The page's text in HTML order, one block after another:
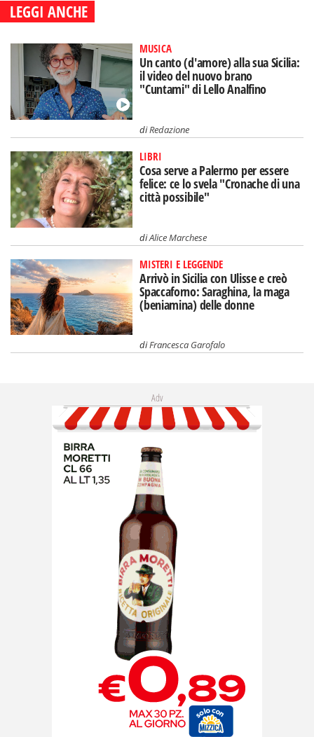
LEGGI ANCHE
MUSICA
Un canto (d'amore) alla sua Sicilia:
il video del nuovo brano
"Cuntami" di Lello Analfino
diRedazione
LIBRI
Cosa serve a Palermo per essere
felice: ce lo svela "Cronache di una
città possibile"
diAlice Marchese
MISTERI E LEGGENDE
Arrivò in Sicilia con Ulisse e creò
Spaccaforno: Saraghina, la maga
(beniamina) delle donne
diFrancesca Garofalo
Adv